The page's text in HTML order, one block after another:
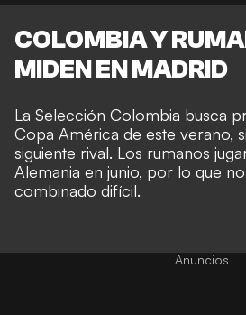
COLOMBIA Y
MIDEN EN MADRID
La Selección Colombia busca
Copa América de este verano,
siguiente rival. Los rumanos
Alemania en junio, por lo que
combinado difícil.
Anuncios